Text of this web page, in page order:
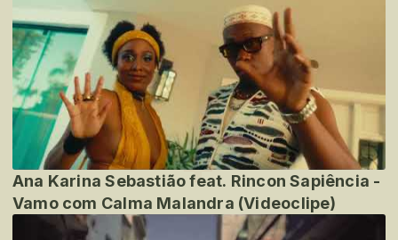
Ana Karina Sebastião feat. Rincon Sapiência -
Vamo com Calma Malandra (Videoclipe)